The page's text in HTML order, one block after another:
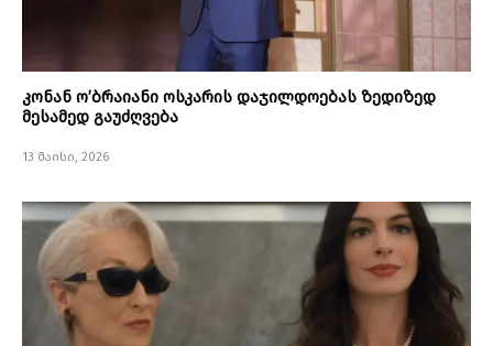
კონან ო’ბრაიანი ოსკარის დაჯილდოებას ზედიზედ
მესამედ გაუძღვება
13 მაისი, 2026